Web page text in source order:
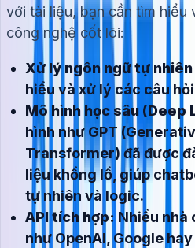
với tài liệu, bạn cần tìm hiểu
công nghệ cốt lõi:
Xử lý ngôn ngữ tự nhiên
hiểu và xử lý các câu
Mô hình học sâu (Deep
hình như GPT
Transformer) đã được
liệu khổng lồ, giúp
tự nhiên và logic.
API tích hợp: Nhiều nhà
như OpenAI, Google